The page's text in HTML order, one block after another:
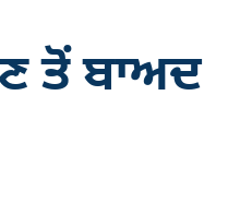
ਤੋਂ ਬਾਅਦ